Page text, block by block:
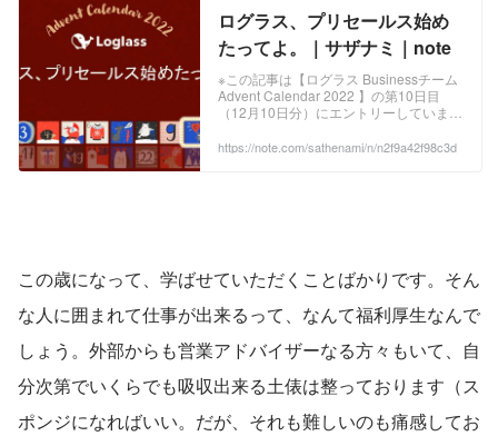
ました。 今までの私の人生の中で最も大
きな決断をさらっと書きましたが、 ...
ログラス、プリセールス始め
たってよ。｜サザナミ｜note
※この記事は【ログラス Businessチーム
Advent Calendar 2022 】の第10日目
（12月10日分）にエントリーしています
か？」とログラスのカジュアル面談で言
https://note.com/sathenami/n/n2f9a42f98c3d
この歳になって、学ばせていただくことばかりです。そん
な人に囲まれて仕事が出来るって、なんて福利厚生なんで
しょう。外部からも営業アドバイザーなる方々もいて、自
分次第でいくらでも吸収出来る土俵は整っております（ス
ポンジになればいい。だが、それも難しいのも痛感してお